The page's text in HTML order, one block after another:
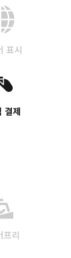
표시
결제
프리